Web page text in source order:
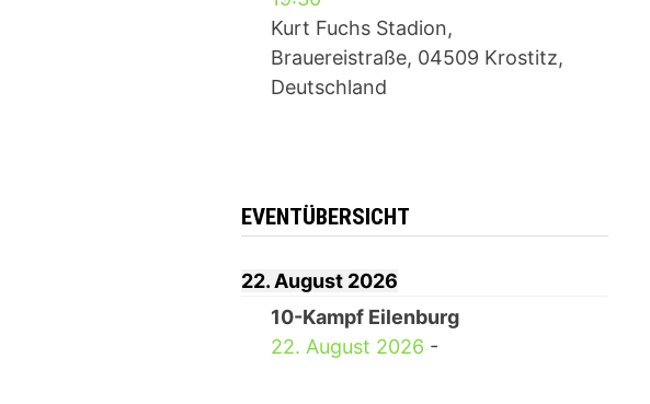
Kurt Fuchs Stadion,
Brauereistraße, 04509 Krostitz,
Deutschland
EVENTÜBERSICHT
22. August 2026
10-Kampf Eilenburg
22. August 2026 -